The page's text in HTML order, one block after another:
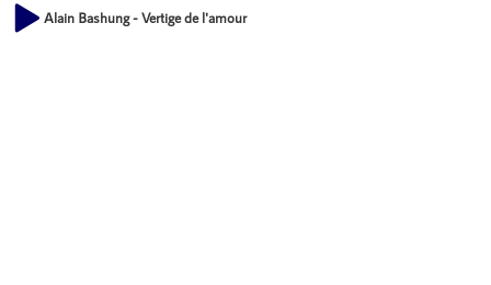
Alain Bashung - Vertige de l'amour